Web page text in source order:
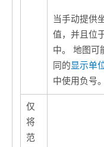
当手动提供
值，并且位
中。 地图可
同的显示单
中使用负号。
仅
将
范